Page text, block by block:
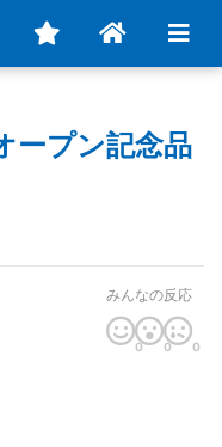
ープン記念品
みんなの反応
0 0 0